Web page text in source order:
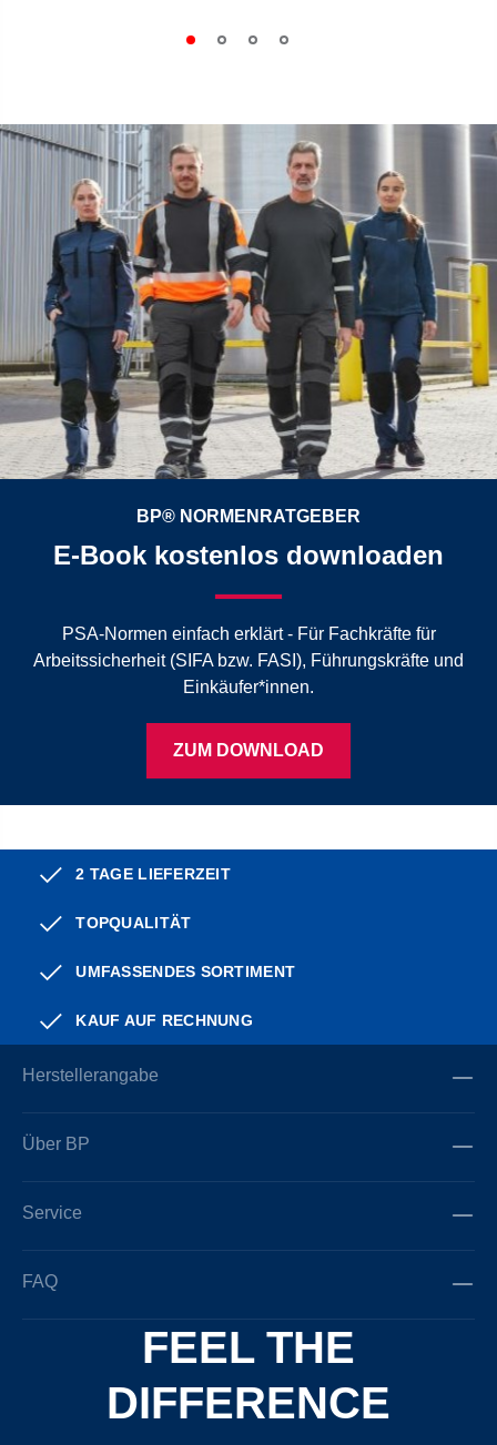
BP® NORMENRATGEBER
E-Book kostenlos downloaden
PSA-Normen einfach erklärt - Für Fachkräfte für
Arbeitssicherheit (SIFA bzw. FASI), Führungskräfte und
Einkäufer*innen.
ZUM DOWNLOAD
2 TAGE LIEFERZEIT
TOPQUALITÄT
UMFASSENDES SORTIMENT
KAUF AUF RECHNUNG
Herstellerangabe
Über BP
Service
FAQ
FEEL THE
DIFFERENCE